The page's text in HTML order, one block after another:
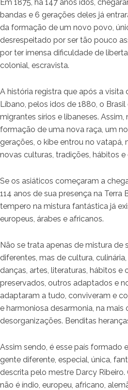
Em 1875, há 147 anos idos,
bandas e 6 gerações deles já
da formação de um novo povo,
desrespeitado por ser tão pouco
por ter imensa dificuldade de
colonial, escravista.
A história registra que após a visita
Líbano, pelos idos de 1880, o
migrantes sírios e libaneses.
formação de uma nova raça, um
gerações, o kibe entrou no vatapá,
novas culturas, tradições, hábitos e
Se os asiáticos começaram a
114 anos de sua presença na Terra
tempero na mistura fantástica já
europeus, árabes e africanos.
Não se trata apenas de mistura de
diferentes, mas de cultura,
danças, artes, literaturas, hábitos e
preservados, outros adaptados e
adaptaram a tudo, conviveram e
e harmoniosa desarmonia, na mais
desorganizações. Benditas
Assim sendo, é esse país formado
gente diferente, especial, única,
descrita pelo mestre Darcy
não é índio, europeu, africano,